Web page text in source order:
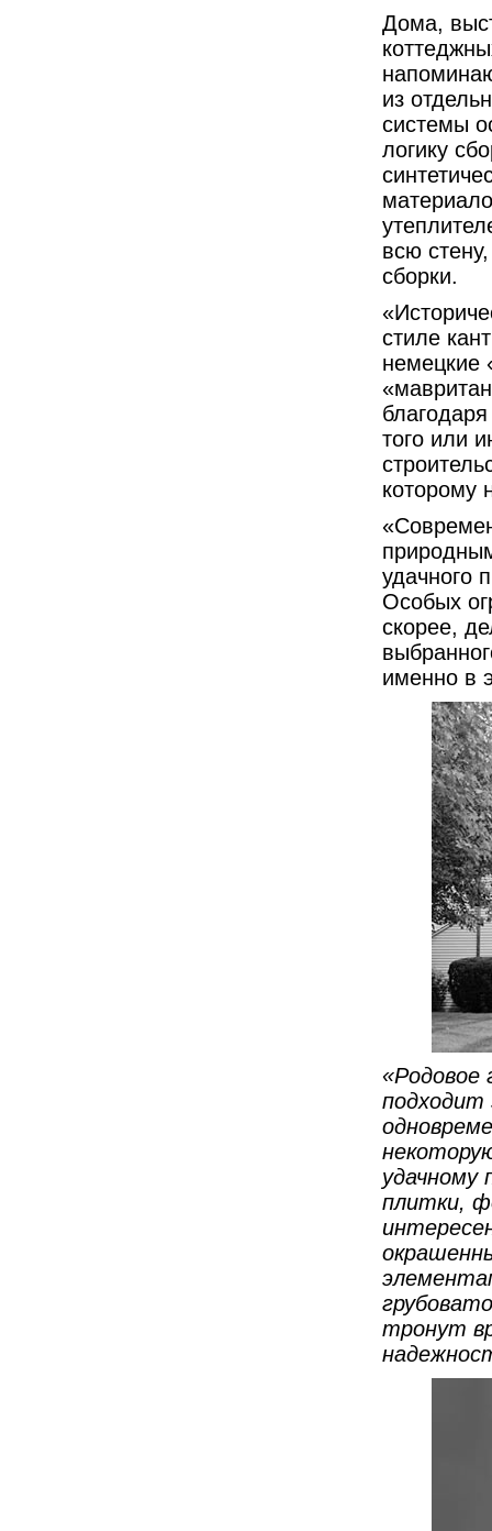
Дома,
из
системы
логику
всю
сборки.
стиле
немецкие
того или
которому
удачного
Особых
скорее,
именно в
«Родовое
подходит
удачному
плитки,
тронут